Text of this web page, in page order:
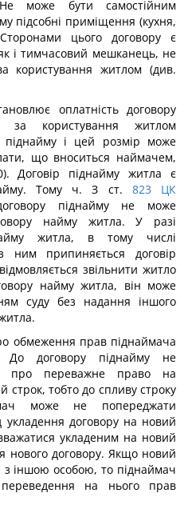
може бути самостійним
підсобні приміщення (кухня,
цього договору є
і тимчасовий мешканець, не
користування житлом (див.
оплатність договору
за користування житлом
піднайму і цей розмір може
що вноситься наймачем,
Договір піднайму житла є
Тому ч. З ст. 823 ЦК
піднайму не може
найму житла. У разі
житла, в тому числі
ним припиняється договір
звільнити житло
найму житла, він може
суду без надання іншого
обмеження прав піднаймача
До договору піднайму не
про переважне право на
строк, тобто до спливу строку
може не попереджати
укладення договору на новий
укладеним на новий
нового договору. Якщо новий
з іншою особою, то піднаймач
на нього прав